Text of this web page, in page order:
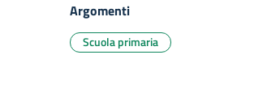
Argomenti
Scuola primaria